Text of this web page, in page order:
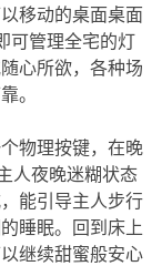
移动的桌面桌面
可管理全宅的灯
心所欲，各种场
。
物理按键，在晚
人夜晚迷糊状态
能引导主人步行
睡眠。回到床上
继续甜蜜般安心